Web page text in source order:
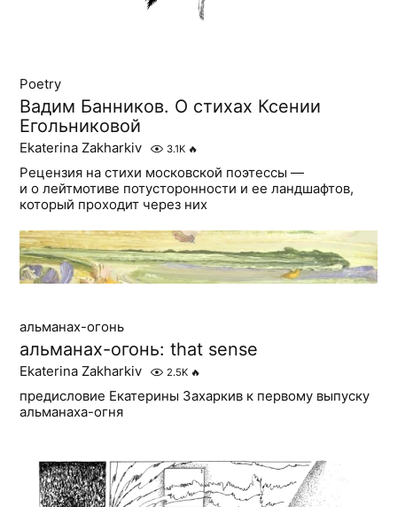
Poetry
Вадим Банников. О стихах Ксении
Егольниковой
Ekaterina Zakharkiv 3.1K 🔥
Рецензия на стихи московской поэтессы —
и о лейтмотиве потусторонности и ее ландшафтов,
который проходит через них
альманах-огонь
альманах-огонь: that sense
Ekaterina Zakharkiv 2.5K 🔥
предисловие Екатерины Захаркив к первому выпуску
альманаха-огня